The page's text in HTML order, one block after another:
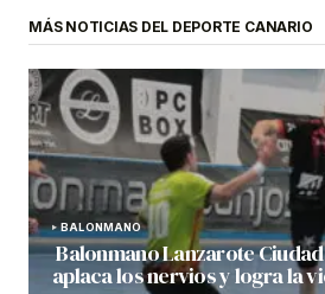
MÁS NOTICIAS DEL DEPORTE CANARIO
BALONMANO
Balonmano Lanzarote
aplaca los nervios y logra la